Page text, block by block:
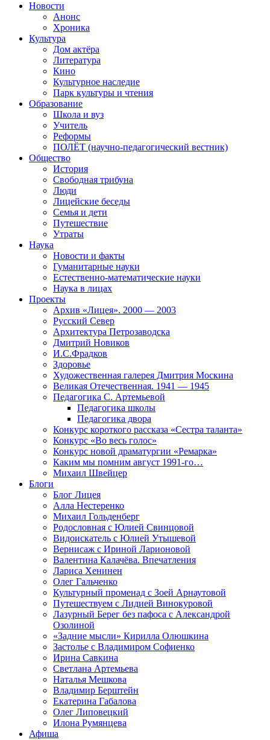
Новости
Анонс
Хроника
Культура
Дом актёра
Литература
Кино
Культурное наследие
Парк культуры и чтения
Образование
Школа и вуз
Учитель
Реформы
ПОЛЁТ (научно-педагогический вестник)
Общество
История
Свободная трибуна
Люди
Лицейские беседы
Семья и дети
Путешествие
Утраты
Наука
Новости и факты
Гуманитарные науки
Естественно-математические науки
Наука в лицах
Проекты
Архив «Лицея». 2000 — 2003
Русский Север
Архитектура Петрозаводска
Дмитрий Новиков
И.С.Фрадков
Здоровье
Художественная галерея Дмитрия Москина
Великая Отечественная. 1941 — 1945
Педагогика С. Артемьевой
Педагогика школы
Педагогика двора
Конкурс короткого рассказа «Сестра таланта»
Конкурс «Во весь голос»
Конкурс новой драматургии «Ремарка»
Каким мы помним август 1991-го…
Михаил Швейцер
Блоги
Блог Лицея
Алла Нестеренко
Михаил Гольденберг
Родословная с Юлией Свинцовой
Видоискатель с Юлией Утышевой
Вернисаж с Ириной Ларионовой
Валентина Калачёва. Впечатления
Лариса Хенинен
Олег Гальченко
Культурный променад с Зоей Арнаутовой
Путешествуем с Лидией Винокуровой
Лазурный Берег без пафоса с Александрой
Озолиной
«Задние мысли» Кирилла Олюшкина
Застолье с Владимиром Софиенко
Ирина Савкина
Светлана Артемьева
Наталья Мешкова
Владимир Берштейн
Екатерина Габалова
Олег Липовецкий
Илона Румянцева
Афиша